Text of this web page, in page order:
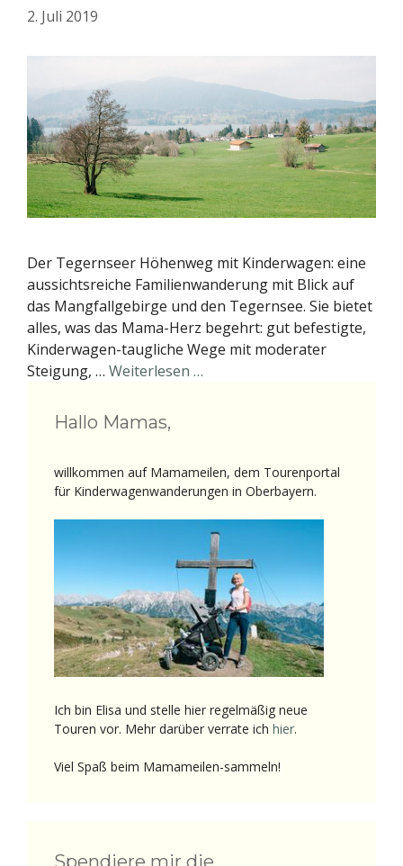
2. Juli 2019
Der Tegernseer Höhenweg mit Kinderwagen: eine
aussichtsreiche Familienwanderung mit Blick auf
das Mangfallgebirge und den Tegernsee. Sie bietet
alles, was das Mama-Herz begehrt: gut befestigte,
Kinderwagen-taugliche Wege mit moderater
Steigung, … Weiterlesen …
Hallo Mamas,
willkommen auf Mamameilen, dem Tourenportal
für Kinderwagenwanderungen in Oberbayern.
Ich bin Elisa und stelle hier regelmäßig neue
Touren vor. Mehr darüber verrate ich hier.
Viel Spaß beim Mamameilen-sammeln!
Spendiere mir die